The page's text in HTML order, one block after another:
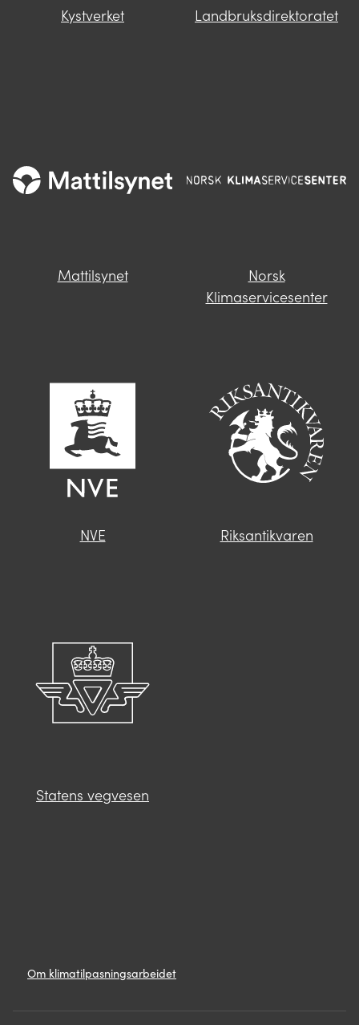
Kystverket Landbruksdirektoratet
Mattilsynet
Norsk
Klimaservicesenter
NVE Riksantikvaren
Statens vegvesen
Lenker
Om
Om klimatilpasningsarbeidet